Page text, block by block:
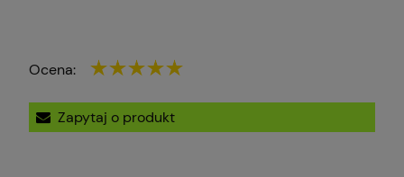
Ocena:
Zapytaj o produkt